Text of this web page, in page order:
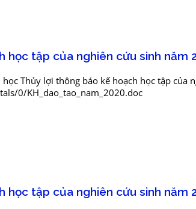
học tập của nghiên cứu sinh năm
Thủy lợi thông báo kế hoạch học tập của
0/KH_dao_tao_nam_2020.doc
học tập của nghiên cứu sinh năm